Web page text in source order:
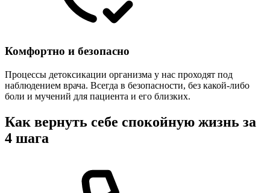
Комфортно и безопасно
Процессы детоксикации организма у нас проходят под
наблюдением врача. Всегда в безопасности, без какой-либо
боли и мучений для пациента и его близких.
Как вернуть себе спокойную жизнь за
4 шага